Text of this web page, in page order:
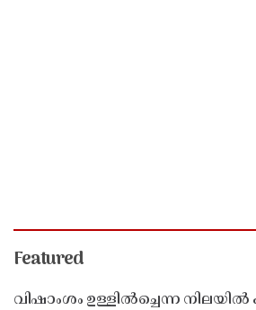
Featured
വിഷാംശം ഉള്ളിൽച്ചെന്ന നിലയിൽ